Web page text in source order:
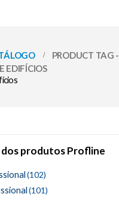
PRODUCT TAG -
EDIFÍCIOS
produtos Profline
(102)
(101)